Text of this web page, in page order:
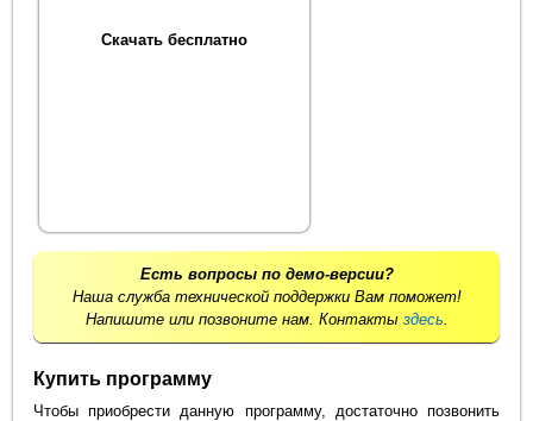
Скачать бесплатно
Есть вопросы по демо-версии?
Наша служба технической поддержки Вам поможет!
Напишите или позвоните нам. Контакты здесь.
Купить программу
Чтобы приобрести данную программу, достаточно позвонить